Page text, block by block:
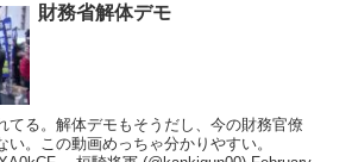
財務省解体デモ
てる。解体デモもそうだし、今の財務官僚
い。この動画めっちゃ分かりやすい。